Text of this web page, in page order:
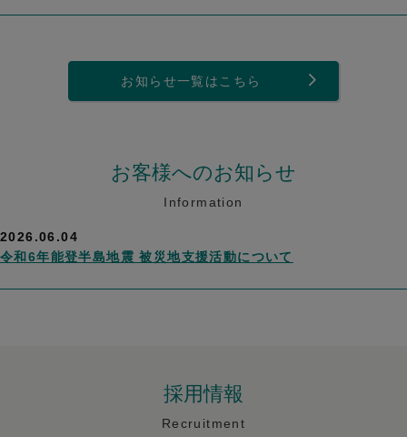
お知らせ一覧はこちら
お客様へのお知らせ
Information
2026.06.04
令和6年能登半島地震 被災地支援活動について
採用情報
Recruitment